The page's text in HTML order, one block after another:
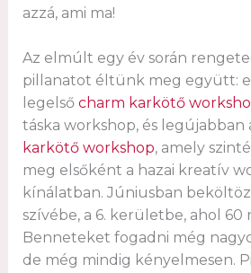
azzá, ami ma!
Az elmúlt egy év során
pillanatot éltünk meg együtt:
legelső charm karkötő
táska workshop, és legújabban
karkötő workshop, amely
meg elsőként a hazai kreatív
kínálatban. Júniusban
szívébe, a 6. kerületbe, ahol
Benneteket fogadni még
de még mindig kényelmesen.